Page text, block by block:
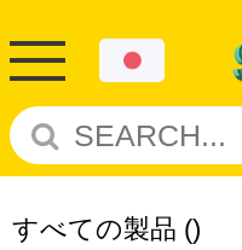
すべての製品 ()